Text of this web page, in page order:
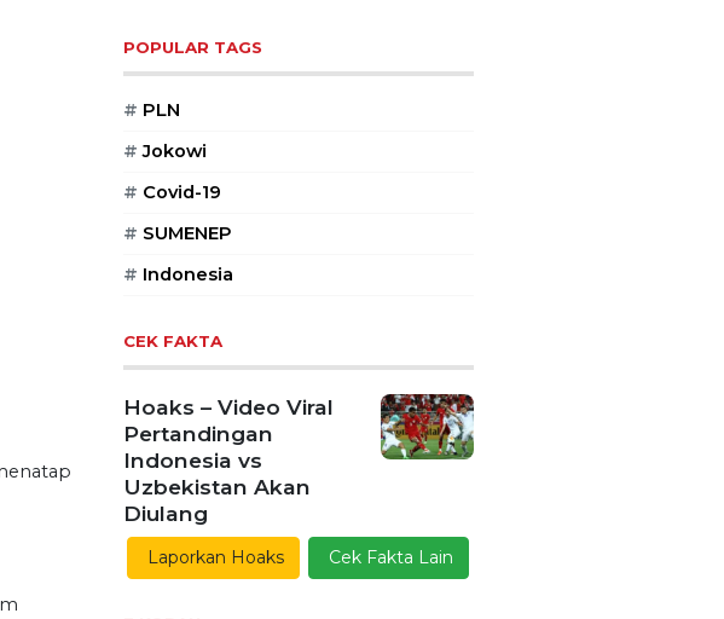
#Jokowi
CEK FAKTA
Pertandingan
Indonesia vs
Diulang
Laporkan Hoaks Cek Fakta Lain
E KORAN